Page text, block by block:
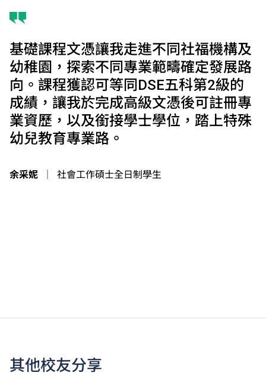
基礎課程文憑讓我走進不同社福機構及
幼稚園，探索不同專業範疇確定發展路
向。課程獲認可等同DSE五科第2級的
成績，讓我於完成高級文憑後可註冊專
業資歷，以及銜接學士學位，踏上特殊
幼兒教育專業路。
余采妮 社會工作碩士全日制學生
其他校友分享